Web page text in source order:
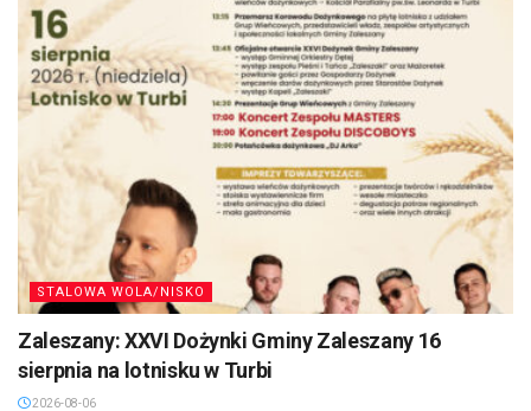
STALOWA WOLA/NISKO
Zaleszany: XXVI Dożynki Gminy Zaleszany 16
sierpnia na lotnisku w Turbi
2026-08-06